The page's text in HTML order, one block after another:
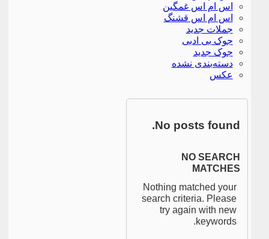
اس ام اس غمگین
اس ام اس قشنگ
جملات جدید
جوک بی ادبی
جوک جدید
دسته‌بندی نشده
عکس
No posts found.
NO SEARCH
MATCHES
Nothing matched your
search criteria. Please
try again with new
keywords.